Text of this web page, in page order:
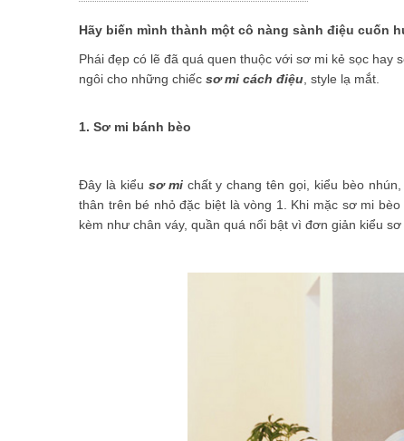
Hãy biến mình thành một cô nàng sành điệu cuốn
Phái đẹp có lẽ đã quá quen thuộc với sơ mi kẻ sọc
ngôi cho những chiếc sơ mi cách điệu , style lạ mắt.
1. Sơ mi bánh bèo
Đây là kiểu sơ michất y chang tên gọi, kiểu bèo
thân trên bé nhỏ đặc biệt là vòng 1. Khi mặc sơ mi
kèm như chân váy, quần quá nổi bật vì đơn giản kiểu